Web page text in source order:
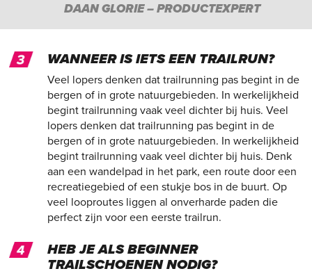
DAAN GLORIE – PRODUCTEXPERT
WANNEER IS IETS EEN TRAILRUN?
Veel lopers denken dat trailrunning pas begint in de
bergen of in grote natuurgebieden. In werkelijkheid
begint trailrunning vaak veel dichter bij huis. Veel
lopers denken dat trailrunning pas begint in de
bergen of in grote natuurgebieden. In werkelijkheid
begint trailrunning vaak veel dichter bij huis. Denk
aan een wandelpad in het park, een route door een
recreatiegebied of een stukje bos in de buurt. Op
veel looproutes liggen al onverharde paden die
perfect zijn voor een eerste trailrun.
HEB JE ALS BEGINNER
TRAILSCHOENEN NODIG?